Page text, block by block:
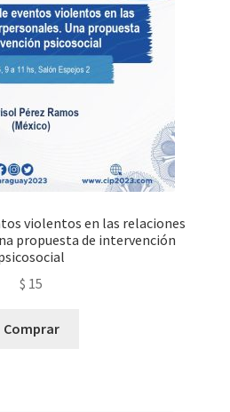
violentos en las relaciones
propuesta de intervención
$ 15
Comprar